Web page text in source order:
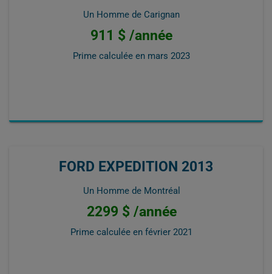
Un Homme de Carignan
911 $ /année
Prime calculée en mars 2023
FORD EXPEDITION 2013
Un Homme de Montréal
2299 $ /année
Prime calculée en février 2021